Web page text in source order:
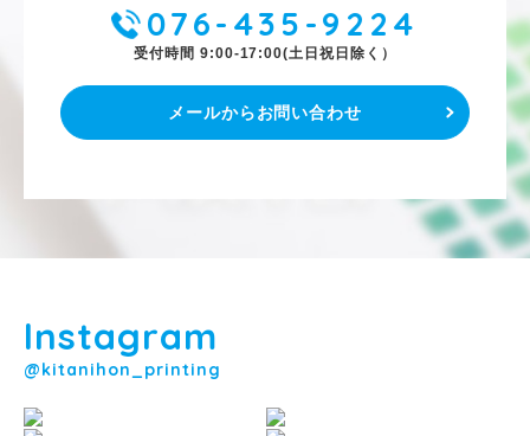
076-435-9224
受付時間 9:00-17:00(土日祝日除く）
メールからお問い合わせ
Instagram
@kitanihon_printing